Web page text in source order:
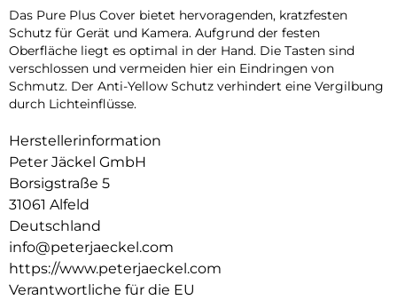
Das Pure Plus Cover bietet hervoragenden, kratzfesten
Schutz für Gerät und Kamera. Aufgrund der festen
Oberfläche liegt es optimal in der Hand. Die Tasten sind
verschlossen und vermeiden hier ein Eindringen von
Schmutz. Der Anti-Yellow Schutz verhindert eine Vergilbung
durch Lichteinflüsse.
Herstellerinformation
Peter Jäckel GmbH
Borsigstraße 5
31061 Alfeld
Deutschland
info@peterjaeckel.com
https://www.peterjaeckel.com
Verantwortliche für die EU